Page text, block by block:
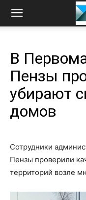
В
Пензы
убирают
домов
Сотрудники
Пензы проверили
территорий возле